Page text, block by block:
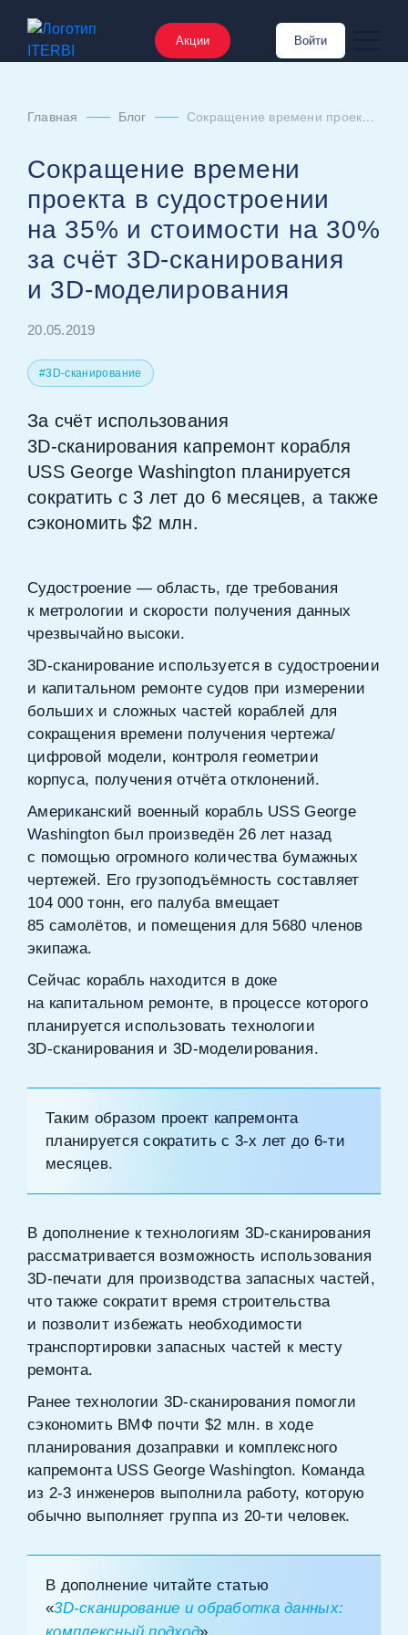
Акции Войти
Главная Блог
Сокращение времени
проекта в судостроении
на 35% и стоимости на 30%
за счёт 3D‑сканирования
и 3D‑моделирования
20.05.2019
#3D-сканирование
За счёт использования
3D‑сканирования капремонт корабля
USS George Washington планируется
сократить с 3 лет до 6 месяцев, а также
сэкономить $2 млн.
Судостроение — область, где требования
к метрологии и скорости получения данных
чрезвычайно высоки.
3D‑сканирование используется в судостроении
и капитальном ремонте судов при измерении
больших и сложных частей кораблей для
сокращения времени получения чертежа/
цифровой модели, контроля геометрии
корпуса, получения отчёта отклонений.
Американский военный корабль USS George
Washington был произведён 26 лет назад
с помощью огромного количества бумажных
чертежей. Его грузоподъёмность составляет
104 000 тонн, его палуба вмещает
85 самолётов, и помещения для 5680 членов
экипажа.
Сейчас корабль находится в доке
на капитальном ремонте, в процессе которого
планируется использовать технологии
3D‑сканирования и 3D‑моделирования.
Таким образом проект капремонта
планируется сократить с 3‑х лет до 6‑ти
месяцев.
В дополнение к технологиям 3D‑сканирования
рассматривается возможность использования
3D‑печати для производства запасных частей,
что также сократит время строительства
и позволит избежать необходимости
транспортировки запасных частей к месту
ремонта.
Ранее технологии 3D‑сканирования помогли
сэкономить ВМФ почти $2 млн. в ходе
планирования дозаправки и комплексного
капремонта USS George Washington. Команда
из 2‑3 инженеров выполнила работу, которую
обычно выполняет группа из 20‑ти человек.
В дополнение читайте статью
«3D‑сканирование и обработка данных: